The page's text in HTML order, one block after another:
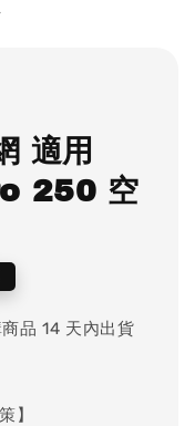
適用
250 空
品 14 天內出貨
】